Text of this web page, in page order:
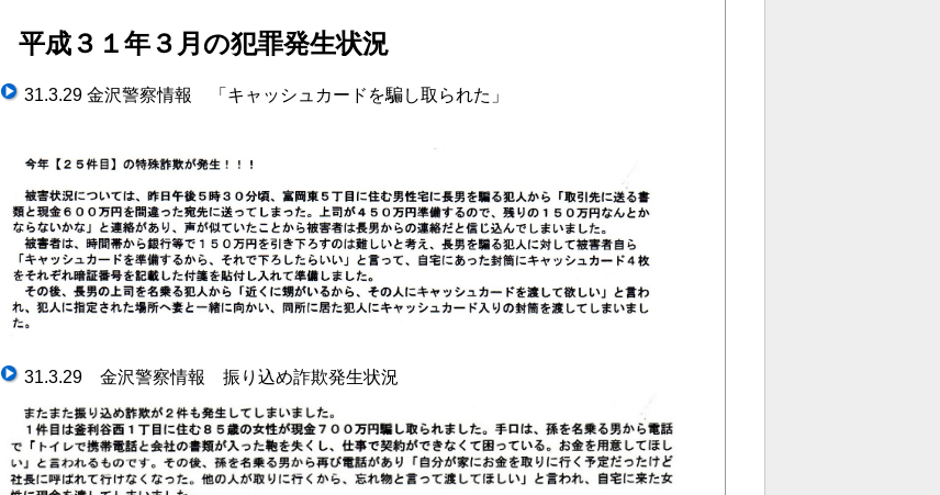
平成３１年３月の犯罪発生状況
31.3.29 金沢警察情報 「キャッシュカードを騙し取られた」
31.3.29 金沢警察情報 振り込め詐欺発生状況